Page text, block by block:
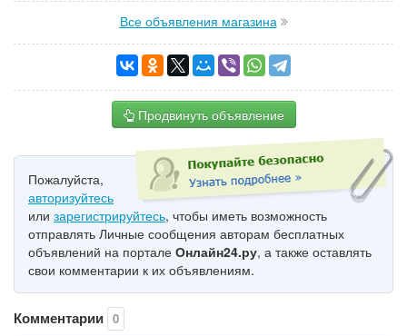
Все объявления магазина
Продвинуть объявление
Пожалуйста,
авторизуйтесь
или зарегистрируйтесь, чтобы иметь возможность
отправлять Личные сообщения авторам бесплатных
объявлений на портале Онлайн24.ру, а также оставлять
свои комментарии к их объявлениям.
Комментарии 0